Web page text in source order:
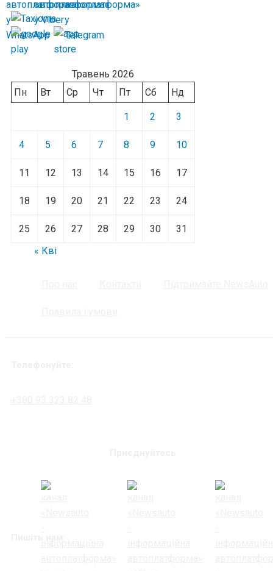
Травень 2026
Пн
Вт Ср Чт Пт Сб Нд
1 2 3
4 5 6 7 8 9 10
11 12 13 14 15 16 17
18 19 20 21 22 23 24
25 26 27 28 29 30
31
« Кві